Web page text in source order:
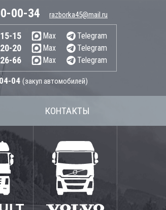
00-34 razborka45@mail.ru
15 Max Telegram
20 Max Telegram
66 Max Telegram
04 (закуп автомобилей)
КОНТАКТЫ